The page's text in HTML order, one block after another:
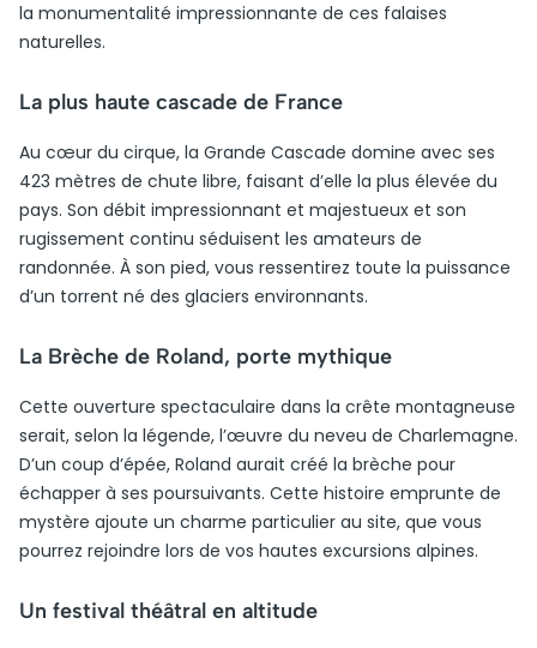
la monumentalité impressionnante de ces falaises
naturelles.
La plus haute cascade de France
Au cœur du cirque, la Grande Cascade domine avec ses
423 mètres de chute libre, faisant d’elle la plus élevée du
pays. Son débit impressionnant et majestueux et son
rugissement continu séduisent les amateurs de
randonnée. À son pied, vous ressentirez toute la puissance
d’un torrent né des glaciers environnants.
La Brèche de Roland, porte mythique
Cette ouverture spectaculaire dans la crête montagneuse
serait, selon la légende, l’œuvre du neveu de Charlemagne.
D’un coup d’épée, Roland aurait créé la brèche pour
échapper à ses poursuivants. Cette histoire emprunte de
mystère ajoute un charme particulier au site, que vous
pourrez rejoindre lors de vos hautes excursions alpines.
Un festival théâtral en altitude